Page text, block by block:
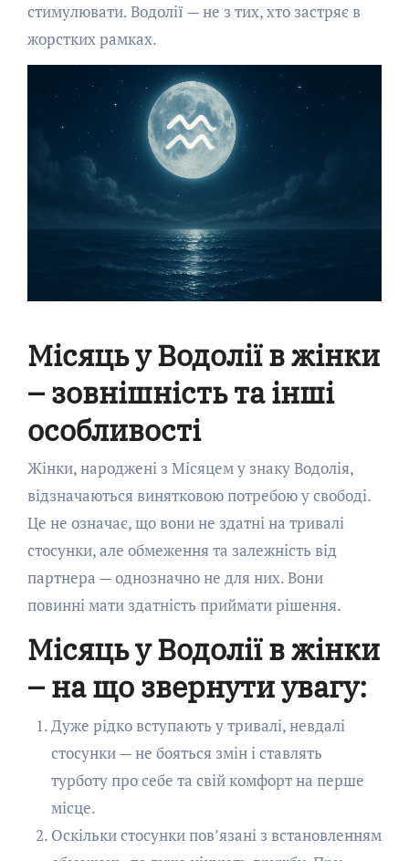
стимулювати. Водолії — не з тих, хто застряє в
жорстких рамках.
Місяць у Водолії в жінки
– зовнішність та інші
особливості
Жінки, народжені з Місяцем у знаку Водолія,
відзначаються винятковою потребою у свободі.
Це не означає, що вони не здатні на тривалі
стосунки, але обмеження та залежність від
партнера — однозначно не для них. Вони
повинні мати здатність приймати рішення.
Місяць у Водолії в жінки
– на що звернути увагу:
Дуже рідко вступають у тривалі, невдалі
стосунки — не бояться змін і ставлять
турботу про себе та свій комфорт на перше
місце.
Оскільки стосунки пов’язані з встановленням